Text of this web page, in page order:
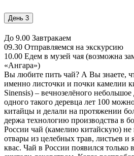
День 3
До 9.00 Завтракаем
09.30 Отправляемся на экскурсию
10.00 Едем в музей чая (возможна
«Ангара»)
Вы любите пить чай? А Вы знаете,
именно листочки и почки камелии
Sinensis) – вечнозелёного
одного такого деревца лет 100
китайцы и делали на протяжении
держа технологию производства в
России чай (камелию китайскую)
отвары из целебных трав, листьев и
квас. Чай в России появился только